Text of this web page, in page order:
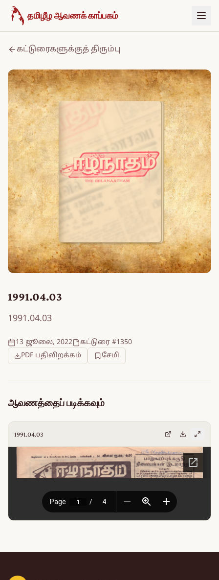
உள்ளடக்கத்திற்குச் செல்க
தமிழீழ ஆவணக் காப்பகம்
கட்டுரைகளுக்குத் திரும்பு
1991.04.03
1991.04.03
13 ஜூலை, 2022
கட்டுரை #1350
PDF பதிவிறக்கம்
சேமி
ஆவணத்தைப் படிக்கவும்
1991.04.03